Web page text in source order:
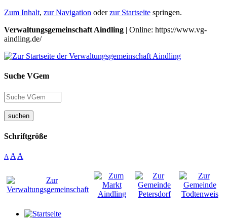
Zum Inhalt, zur Navigation oderzur Startseite springen.
Verwaltungsgemeinschaft Aindling | Online: https://www.vg-
aindling.de/
Suche VGem
suchen
Schriftgröße
A A A